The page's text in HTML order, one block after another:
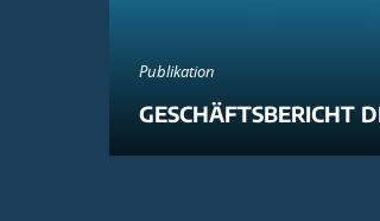
Publikation
GESCHÄFTSBERICHT